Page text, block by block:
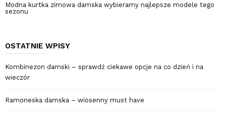
Modna kurtka zimowa damska wybieramy najlepsze modele tego
sezonu
OSTATNIE WPISY
Kombinezon damski – sprawdź ciekawe opcje na co dzień i na
wieczór
Ramoneska damska – wiosenny must have